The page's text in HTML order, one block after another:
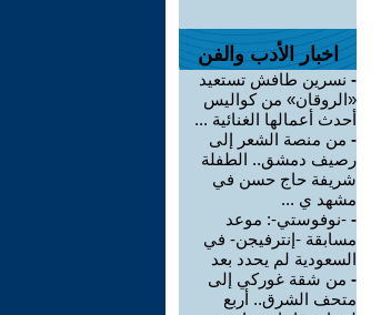
اخبار الأدب والفن
- نسرين طافش تستعيد
«الروقان» من كواليس
أحدث أعمالها الغنائية ...
- من منصة الشعر إلى
رصيف دمشق.. الطفلة
شريفة حاج حسن في
مشهد ي ...
- -نوفوستي-: موعد
مسابقة -إنترفيجن- في
السعودية لم يحدد بعد
- من شقة غوركي إلى
متحف الشرق.. أربع